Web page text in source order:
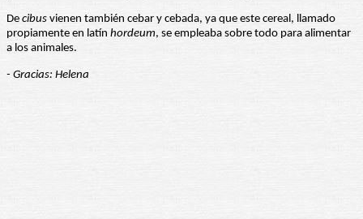
De cibus vienen también cebar y cebada, ya que este cereal, llamado
propiamente en latín hordeum, se empleaba sobre todo para alimentar
a los animales.
- Gracias: Helena